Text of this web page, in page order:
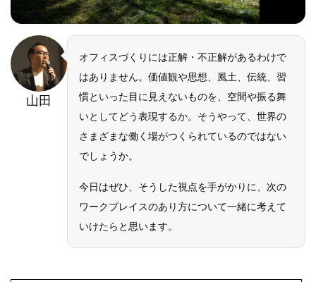
山田
オフィスづくりには正解・不正解があるわけで
はありません。価値観や思想、風土、伝統、習
慣といった目に見えないものを、空間や振る舞
いとしてどう表現するか。そうやって、世界の
さまざまな働く場がつくられているのではない
でしょうか。
今日はぜひ、そうした視点を手がかりに、次の
ワークプレイスのあり方について一緒に考えて
いけたらと思います。